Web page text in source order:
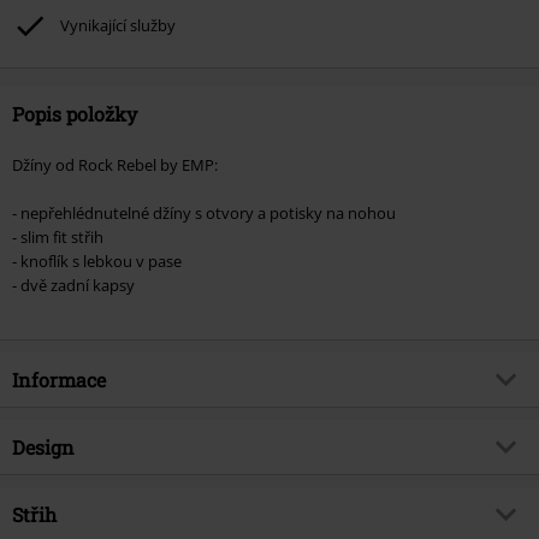
podpoříte nadaci.
Vynikající služby
Popis položky
Džíny od Rock Rebel by EMP:
- nepřehlédnutelné džíny s otvory a potisky na nohou
- slim fit střih
- knoflík s lebkou v pase
- dvě zadní kapsy
Informace
Zboží č.
Brand
Design
Typ výrobku
Střih